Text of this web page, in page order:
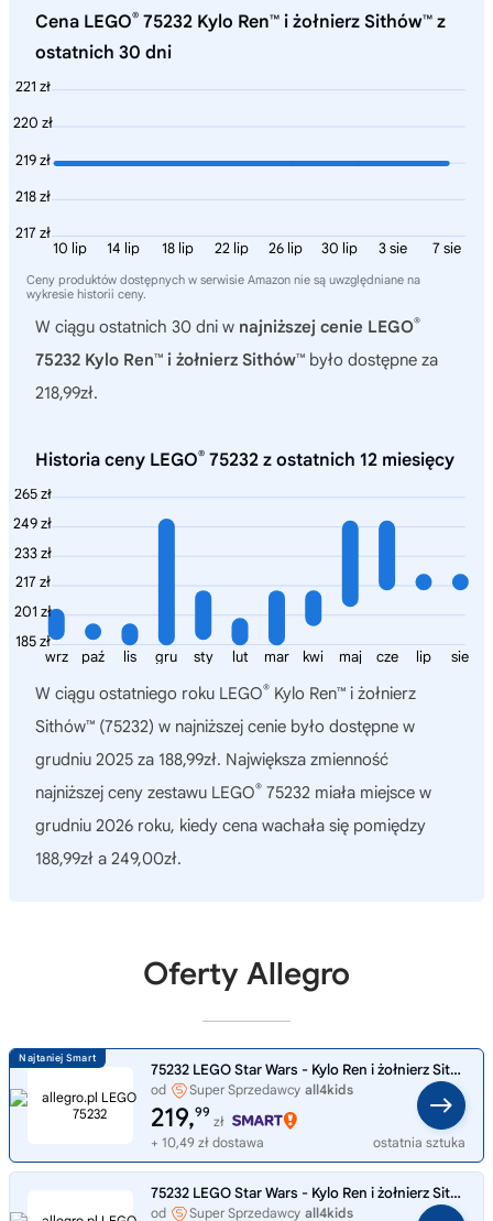
Cena LEGO® 75232 Kylo Ren™ i żołnierz Sithów™ z
ostatnich 30 dni
221 zł
220 zł
219 zł
218 zł
217 zł
7 sie
3 sie
30 lip
26 lip
22 lip
18 lip
14 lip
10 lip
Ceny produktów dostępnych w serwisie Amazon nie są uwzględniane na
wykresie historii ceny.
W ciągu ostatnich 30 dni w najniższej cenie LEGO®
75232 Kylo Ren™ i żołnierz Sithów™ było dostępne za
218,99zł.
Historia ceny LEGO® 75232 z ostatnich 12 miesięcy
265 zł
249 zł
233 zł
217 zł
201 zł
185 zł
sie
lip
cze
maj
kwi
mar
lut
sty
gru
lis
paź
wrz
W ciągu ostatniego roku LEGO® Kylo Ren™ i żołnierz
Sithów™ (75232) w najniższej cenie było dostępne w
grudniu 2025 za 188,99zł. Największa zmienność
najniższej ceny zestawu LEGO® 75232 miała miejsce w
grudniu 2026 roku, kiedy cena wachała się pomiędzy
188,99zł a 249,00zł.
Oferty Allegro
75232 LEGO Star Wars - Kylo Ren i żołnierz Sithów ZESTAW KOLEKCJONERSKI
od Super Sprzedawcy all4kids
219,99
zł
+ 10,49 zł dostawa
ostatnia sztuka
75232 LEGO Star Wars - Kylo Ren i żołnierz Sithów ZESTAW KOLEKCJONERSKI
od Super Sprzedawcy all4kids